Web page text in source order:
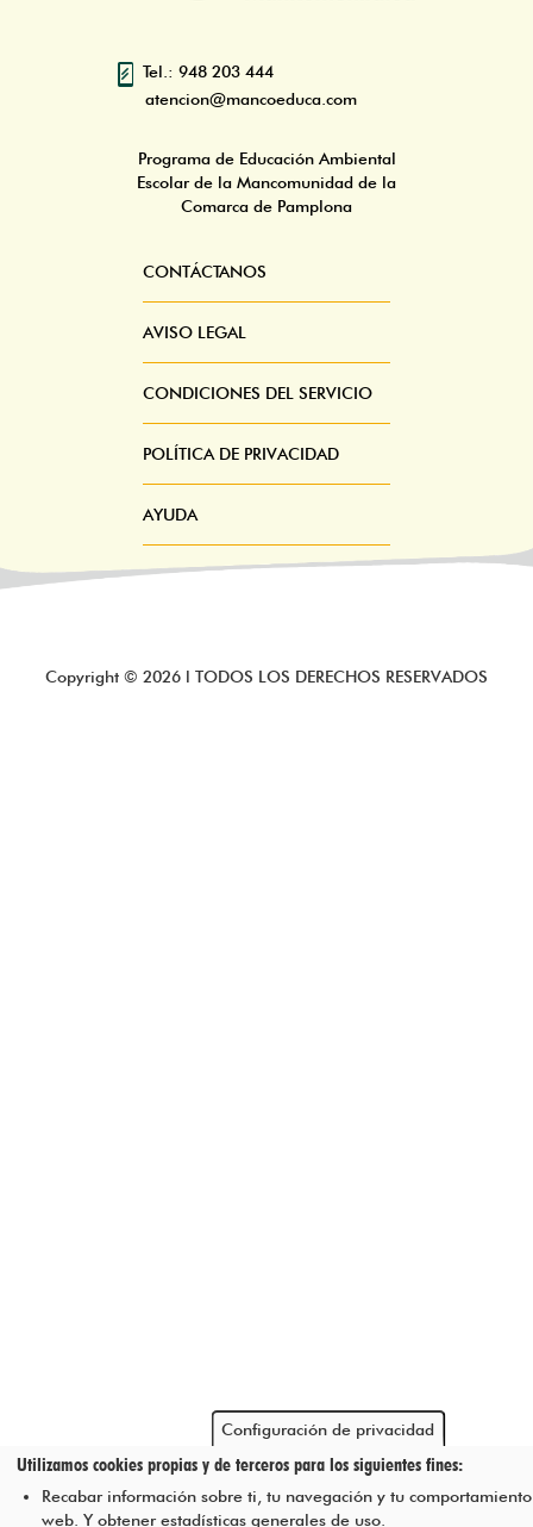
Tel.: 948 203 444
atencion@mancoeduca.com
Programa de Educación Ambiental
Escolar de la Mancomunidad de la
Comarca de Pamplona
Pie
Menú
CONTÁCTANOS
AVISO LEGAL
CONDICIONES DEL SERVICIO
POLÍTICA DE PRIVACIDAD
AYUDA
Copyright © 2026 l TODOS LOS DERECHOS RESERVADOS
Configuración de privacidad
Utilizamos cookies propias y de terceros para los siguientes fines:
Recabar información sobre ti, tu navegación y tu
web. Y obtener estadísticas generales de uso.